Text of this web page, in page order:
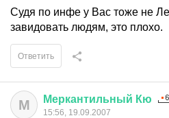
Судя по инфе у Вас тоже не
завидовать людям, это плохо.
Ответить
М Меркантильный Кю
15:56, 19.09.2007